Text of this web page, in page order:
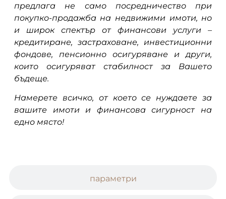
параметри
предлага не само посредничество при
покупко-продажба на недвижими имоти, но
и широк спектър от финансови услуги –
кредитиране, застраховане, инвестиционни
фондове, пенсионно осигуряване и други,
които осигуряват стабилност за Вашето
бъдеще.
Намерете всичко, от което се нуждаете за
вашите имоти и финансова сигурност на
едно място!